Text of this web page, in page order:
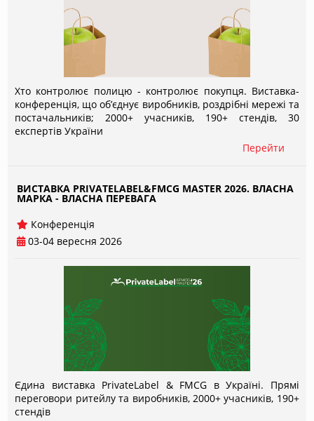
Хто контролює полицю - контролює покупця. Виставка-
конференція, що об’єднує виробників, роздрібні мережі та
постачальників; 2000+ учасників, 190+ стендів, 30
експертів України
Перейти
ВИСТАВКА PRIVATELABEL&FMCG MASTER 2026. ВЛАСНА
МАРКА - ВЛАСНА ПЕРЕВАГА
Конференція
03-04 вересня 2026
Єдина виставка PrivateLabel & FMCG в Україні. Прямі
переговори ритейлу та виробників, 2000+ учасників, 190+
стендів